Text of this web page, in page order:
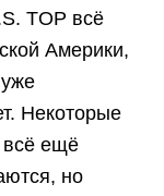
TOP всё
Америки,
Некоторые
всё ещё
но